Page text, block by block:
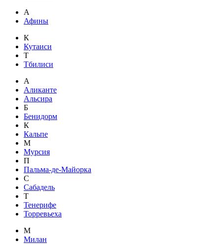
А
Афины
К
Кутаиси
Т
Тбилиси
А
Аликанте
Альсира
Б
Бенидорм
К
Кальпе
М
Мурсия
П
Пальма-де-Майорка
С
Сабадель
Т
Тенерифе
Торревьеха
М
Милан